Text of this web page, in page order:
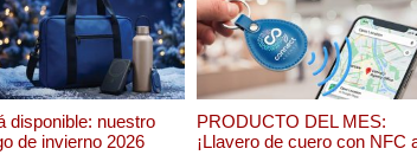
disponible: nuestro
de invierno 2026
PRODUCTO DEL MES:
¡Llavero de cuero con NFC